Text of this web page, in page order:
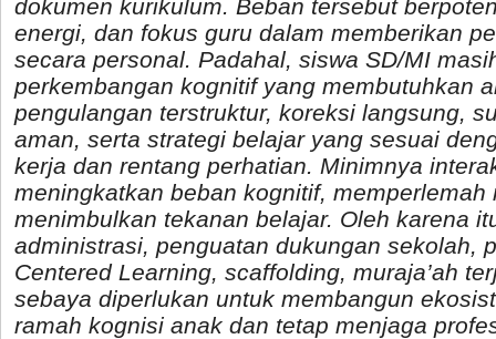
dokumen kurikulum. Beban tersebut
energi, dan fokus guru dalam memberikan
secara personal. Padahal, siswa SD/MI
perkembangan kognitif yang membutuhkan
pengulangan terstruktur, koreksi langsung,
aman, serta strategi belajar yang sesuai
kerja dan rentang perhatian. Minimnya
meningkatkan beban kognitif, memperlemah
menimbulkan tekanan belajar. Oleh karena
administrasi, penguatan dukungan sekolah,
Centered Learning, scaffolding, muraja’ah
sebaya diperlukan untuk membangun
ramah kognisi anak dan tetap menjaga